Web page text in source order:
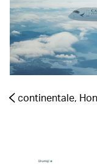
continentale,